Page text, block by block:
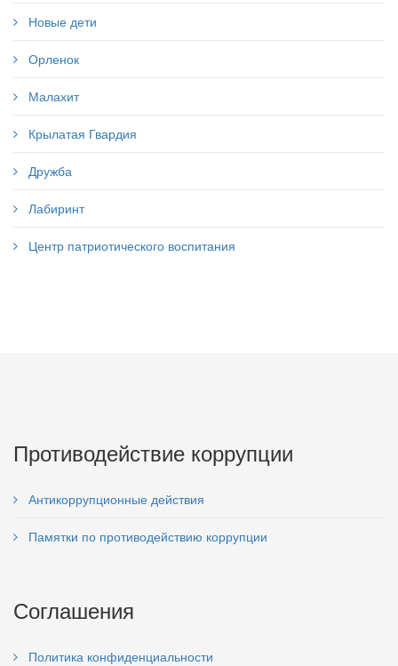
Новые дети
Орленок
Малахит
Крылатая Гвардия
Дружба
Лабиринт
Центр патриотического воспитания
Противодействие коррупции
Антикоррупционные действия
Памятки по противодействию коррупции
Соглашения
Политика конфиденциальности